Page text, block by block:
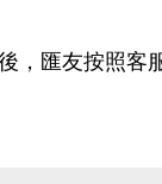
，匯友按照